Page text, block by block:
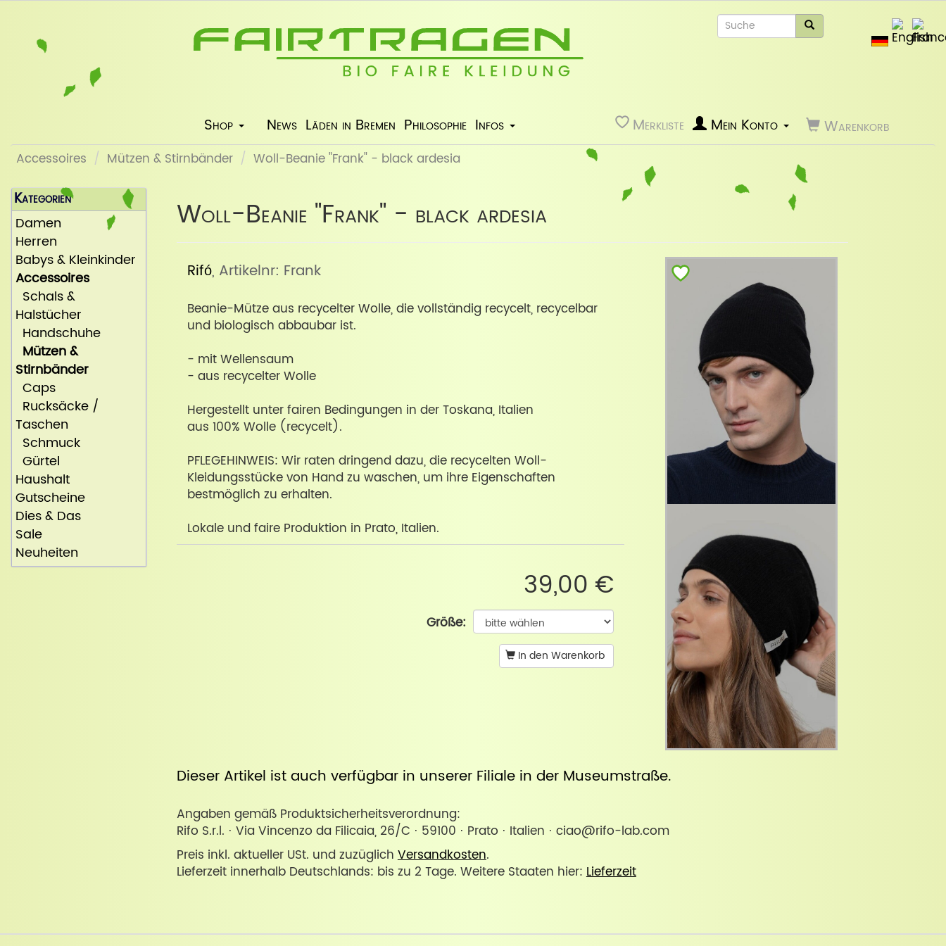
Shop News Läden in Bremen Philosophie Infos Merkliste Warenkorb
Mein Konto
Accessoires Mützen & Stirnbänder Woll-Beanie "Frank" - black ardesia
Woll-Beanie "Frank" - black ardesia
Rifó, Artikelnr: Frank
Beanie-Mütze aus recycelter Wolle, die vollständig recycelt, recycelbar
und biologisch abbaubar ist.
- mit Wellensaum
- aus recycelter Wolle
Hergestellt unter fairen Bedingungen in der Toskana, Italien
aus 100% Wolle (recycelt).
PFLEGEHINWEIS: Wir raten dringend dazu, die recycelten Woll-
Kleidungsstücke von Hand zu waschen, um ihre Eigenschaften
bestmöglich zu erhalten.
Lokale und faire Produktion in Prato, Italien.
39,00 €
Größe:
In den Warenkorb
Dieser Artikel ist auch verfügbar in unserer Filiale in der Museumstraße.
Angaben gemäß Produktsicherheitsverordnung:
Rifo S.r.l. · Via Vincenzo da Filicaia, 26/C · 59100 · Prato · Italien · ciao@rifo-lab.com
Preis inkl. aktueller USt. und zuzüglichVersandkosten.
Lieferzeit innerhalb Deutschlands: bis zu 2 Tage. Weitere Staaten hier:Lieferzeit
Kategorien
Damen
Herren
Babys & Kleinkinder
Accessoires
Schals &
Halstücher
Handschuhe
Mützen &
Stirnbänder
Caps
Rucksäcke /
Taschen
Schmuck
Gürtel
Haushalt
Gutscheine
Dies & Das
Sale
Neuheiten